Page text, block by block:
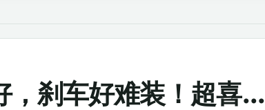
，刹车好难装！超喜...